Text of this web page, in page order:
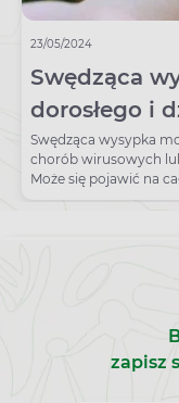
23/05/2024
Swędząca
dorosłego i
oznacza?
Swędząca wysypka
chorób wirusowych
Może się pojawić na
brzuch, ręce.
zapisz